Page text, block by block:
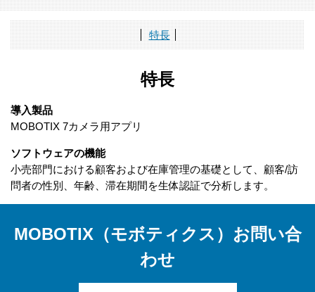
特長
特長
導入製品
MOBOTIX 7カメラ用アプリ
ソフトウェアの機能
小売部門における顧客および在庫管理の基礎として、顧客/訪
問者の性別、年齢、滞在期間を生体認証で分析します。
MOBOTIX（モボティクス）お問い合
わせ